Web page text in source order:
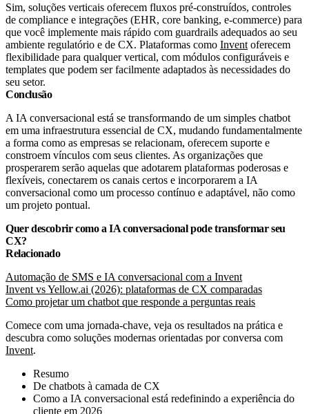
Sim, soluções verticais oferecem fluxos pré-construídos, controles
de compliance e integrações (EHR, core banking, e-commerce) para
que você implemente mais rápido com guardrails adequados ao seu
ambiente regulatório e de CX. Plataformas como Invent oferecem
flexibilidade para qualquer vertical, com módulos configuráveis e
templates que podem ser facilmente adaptados às necessidades do
seu setor.
Conclusão
A IA conversacional está se transformando de um simples chatbot
em uma infraestrutura essencial de CX, mudando fundamentalmente
a forma como as empresas se relacionam, oferecem suporte e
constroem vínculos com seus clientes. As organizações que
prosperarem serão aquelas que adotarem plataformas poderosas e
flexíveis, conectarem os canais certos e incorporarem a IA
conversacional como um processo contínuo e adaptável, não como
um projeto pontual.
Quer descobrir como a IA conversacional pode transformar seu
CX?
Relacionado
Automação de SMS e IA conversacional com a Invent
Invent vs Yellow.ai (2026): plataformas de CX comparadas
Como projetar um chatbot que responde a perguntas reais
Comece com uma jornada-chave, veja os resultados na prática e
descubra como soluções modernas orientadas por conversa com
Invent.
Resumo
De chatbots à camada de CX
Como a IA conversacional está redefinindo a experiência do
cliente em 2026